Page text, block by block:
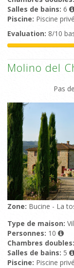
Salles de bains: 6
Piscine: Piscine
Evaluation: 8/10
Molino del
Pas
Zone: Bucine - La
Type de maison:
Personnes: 10
Chambres doubles:
Salles de bains: 5
Piscine: Piscine